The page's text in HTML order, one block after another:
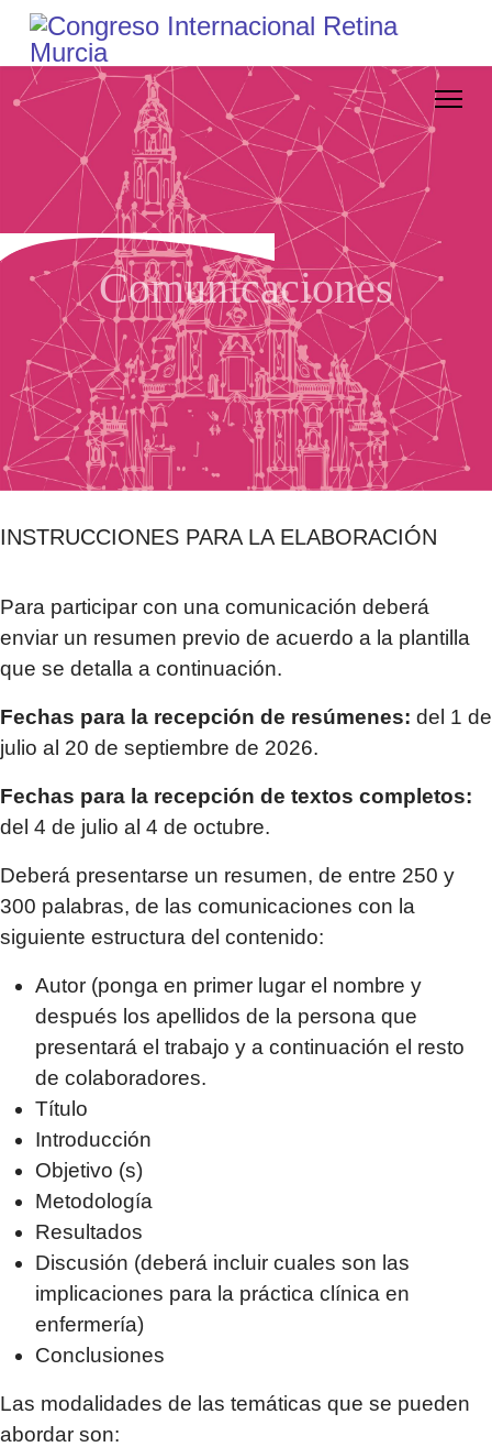
Comunicaciones
INSTRUCCIONES PARA LA ELABORACIÓN
Para participar con una comunicación deberá
enviar un resumen previo de acuerdo a la plantilla
que se detalla a continuación.
Fechas para la recepción de resúmenes: del 1 de
julio al 20 de septiembre de 2026.
Fechas para la recepción de textos completos:
del 4 de julio al 4 de octubre.
Deberá presentarse un resumen, de entre 250 y
300 palabras, de las comunicaciones con la
siguiente estructura del contenido:
Autor (ponga en primer lugar el nombre y
después los apellidos de la persona que
presentará el trabajo y a continuación el resto
de colaboradores.
Título
Introducción
Objetivo (s)
Metodología
Resultados
Discusión (deberá incluir cuales son las
implicaciones para la práctica clínica en
enfermería)
Conclusiones
Las modalidades de las temáticas que se pueden
abordar son: